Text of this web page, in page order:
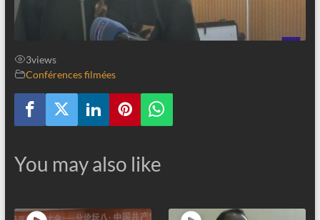
3views
Conférences filmées
You may also like